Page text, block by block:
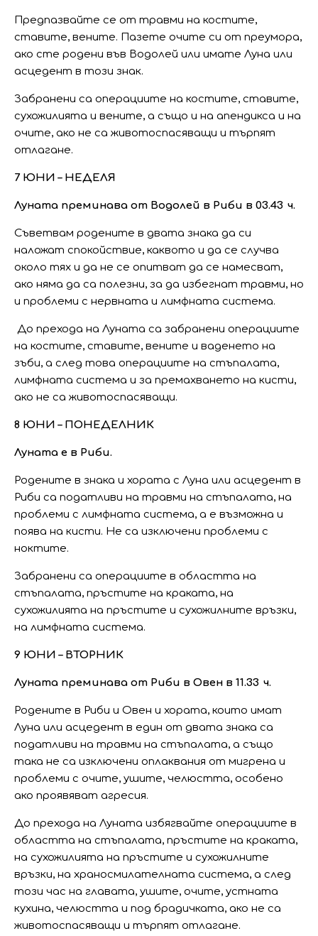
Предпазвайте се от травми на костите,
ставите, вените. Пазете очите си от преумора,
ако сте родени във Водолей или имате Луна или
асцедент в този знак.
Забранени са операциите на костите, ставите,
сухожилията и вените, а също и на апендикса и на
очите, ако не са животоспасяващи и търпят
отлагане.
7 ЮНИ – НЕДЕЛЯ
Луната преминава от Водолей в Риби в 03.43 ч.
Съветвам родените в двата знака да си
наложат спокойствие, каквото и да се случва
около тях и да не се опитват да се намесват,
ако няма да са полезни, за да избегнат травми, но
и проблеми с нервната и лимфната система.
До прехода на Луната са забранени операциите
на костите, ставите, вените и ваденето на
зъби, а след това операциите на стъпалата,
лимфната система и за премахването на кисти,
ако не са животоспасяващи.
8 ЮНИ – ПОНЕДЕЛНИК
Луната е в Риби.
Родените в знака и хората с Луна или асцедент в
Риби са податливи на травми на стъпалата, на
проблеми с лимфната система, а е възможна и
поява на кисти. Не са изключени проблеми с
ноктите.
Забранени са операциите в областта на
стъпалата, пръстите на краката, на
сухожилията на пръстите и сухожилните връзки,
на лимфната система.
9 ЮНИ – ВТОРНИК
Луната преминава от Риби в Овен в 11.33 ч.
Родените в Риби и Овен и хората, които имат
Луна или асцедент в един от двата знака са
податливи на травми на стъпалата, а също
така не са изключени оплаквания от мигрена и
проблеми с очите, ушите, челюстта, особено
ако проявяват агресия.
До прехода на Луната избягвайте операциите в
областта на стъпалата, пръстите на краката,
на сухожилията на пръстите и сухожилните
връзки, на храносмилателната система, а след
този час на главата, ушите, очите, устната
кухина, челюстта и под брадичката, ако не са
животоспасяващи и търпят отлагане.